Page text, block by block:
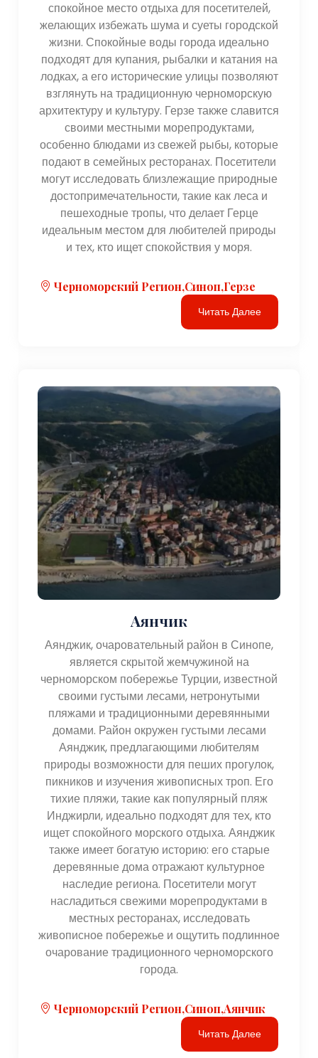
спокойное место отдыха для посетителей,
желающих избежать шума и суеты городской
жизни. Спокойные воды города идеально
подходят для купания, рыбалки и катания на
лодках, а его исторические улицы позволяют
взглянуть на традиционную черноморскую
архитектуру и культуру. Герзе также славится
своими местными морепродуктами,
особенно блюдами из свежей рыбы, которые
подают в семейных ресторанах. Посетители
могут исследовать близлежащие природные
достопримечательности, такие как леса и
пешеходные тропы, что делает Герце
идеальным местом для любителей природы
и тех, кто ищет спокойствия у моря.
Черноморский Регион,Синоп,Герзе
Читать Далее
Аянчик
Аянджик, очаровательный район в Синопе,
является скрытой жемчужиной на
черноморском побережье Турции, известной
своими густыми лесами, нетронутыми
пляжами и традиционными деревянными
домами. Район окружен густыми лесами
Аянджик, предлагающими любителям
природы возможности для пеших прогулок,
пикников и изучения живописных троп. Его
тихие пляжи, такие как популярный пляж
Инджирли, идеально подходят для тех, кто
ищет спокойного морского отдыха. Аянджик
также имеет богатую историю: его старые
деревянные дома отражают культурное
наследие региона. Посетители могут
насладиться свежими морепродуктами в
местных ресторанах, исследовать
живописное побережье и ощутить подлинное
очарование традиционного черноморского
города.
Черноморский Регион,Синоп,Аянчик
Читать Далее